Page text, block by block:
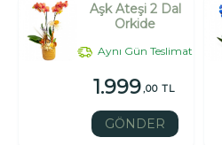
Aşk Ateşi 2 Dal
Orkide
Aynı Gün Teslimat
1.999,00 TL
GÖNDER